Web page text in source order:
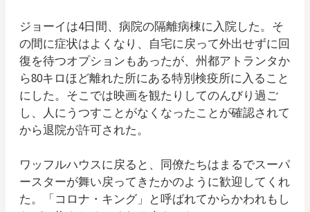
ジョーイは4日間、病院の隔離病棟に入院した。そ
の間に症状はよくなり、自宅に戻って外出せずに回
復を待つオプションもあったが、州都アトランタか
ら80キロほど離れた所にある特別検疫所に入ること
にした。そこでは映画を観たりしてのんびり過ご
し、人にうつすことがなくなったことが確認されて
から退院が許可された。
ワッフルハウスに戻ると、同僚たちはまるでスーパ
ースターが舞い戻ってきたかのように歓迎してくれ
た。「コロナ・キング」と呼ばれてからかわれもし